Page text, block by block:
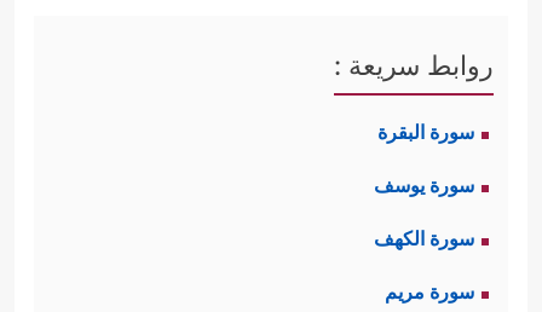
روابط سريعة :
سورة البقرة
سورة يوسف
سورة الكهف
سورة مريم